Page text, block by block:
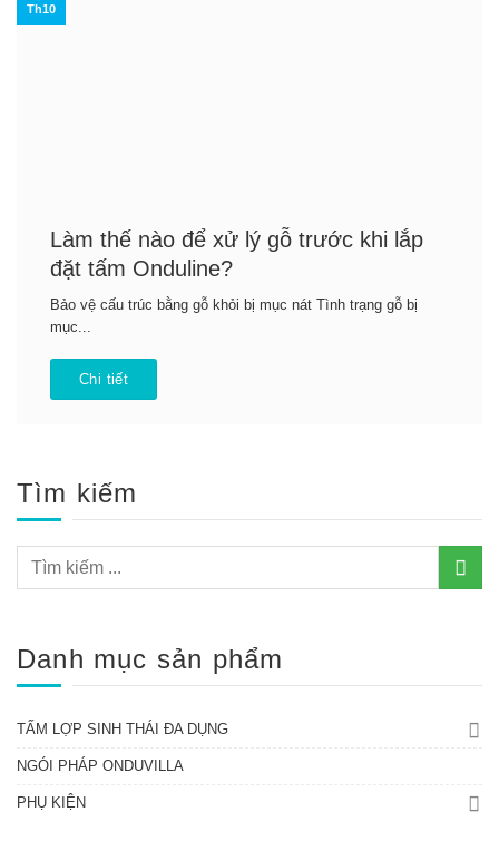
Làm thế nào để xử lý gỗ trước khi lắp
đặt tấm Onduline?
Bảo vệ cấu trúc bằng gỗ khỏi bị mục nát Tình trạng gỗ bị
mục...
Chi tiết
Th10
Tìm kiếm
Danh mục sản phẩm
TẤM LỢP SINH THÁI ĐA DỤNG
NGÓI PHÁP ONDUVILLA
PHỤ KIỆN